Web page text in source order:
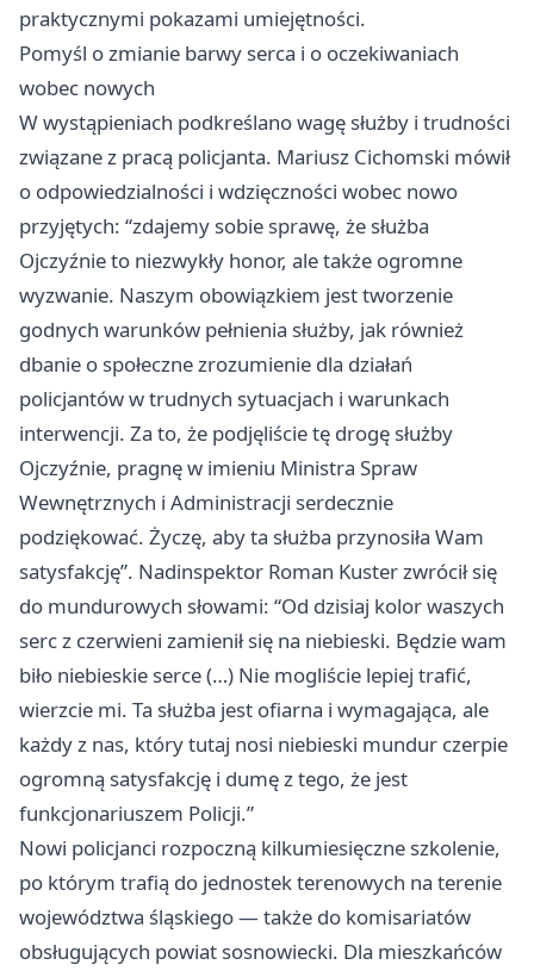
praktycznymi pokazami umiejętności.
Pomyśl o zmianie barwy serca i o oczekiwaniach
wobec nowych
W wystąpieniach podkreślano wagę służby i trudności
związane z pracą policjanta. Mariusz Cichomski mówił
o odpowiedzialności i wdzięczności wobec nowo
przyjętych: “zdajemy sobie sprawę, że służba
Ojczyźnie to niezwykły honor, ale także ogromne
wyzwanie. Naszym obowiązkiem jest tworzenie
godnych warunków pełnienia służby, jak również
dbanie o społeczne zrozumienie dla działań
policjantów w trudnych sytuacjach i warunkach
interwencji. Za to, że podjęliście tę drogę służby
Ojczyźnie, pragnę w imieniu Ministra Spraw
Wewnętrznych i Administracji serdecznie
podziękować. Życzę, aby ta służba przynosiła Wam
satysfakcję”. Nadinspektor Roman Kuster zwrócił się
do mundurowych słowami: “Od dzisiaj kolor waszych
serc z czerwieni zamienił się na niebieski. Będzie wam
biło niebieskie serce (…) Nie mogliście lepiej trafić,
wierzcie mi. Ta służba jest ofiarna i wymagająca, ale
każdy z nas, który tutaj nosi niebieski mundur czerpie
ogromną satysfakcję i dumę z tego, że jest
funkcjonariuszem Policji.”
Nowi policjanci rozpoczną kilkumiesięczne szkolenie,
po którym trafią do jednostek terenowych na terenie
województwa śląskiego — także do komisariatów
obsługujących powiat sosnowiecki. Dla mieszkańców